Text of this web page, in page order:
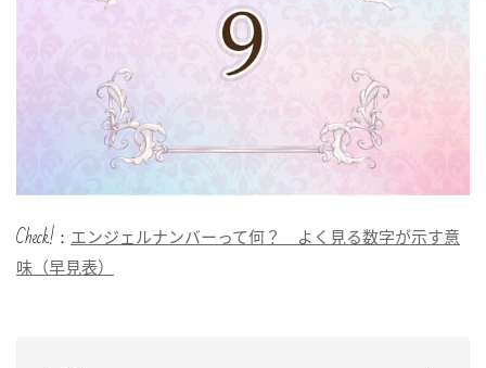
Check!： エンジェルナンバーって何？ よく見る数字が示す意
味（早見表）